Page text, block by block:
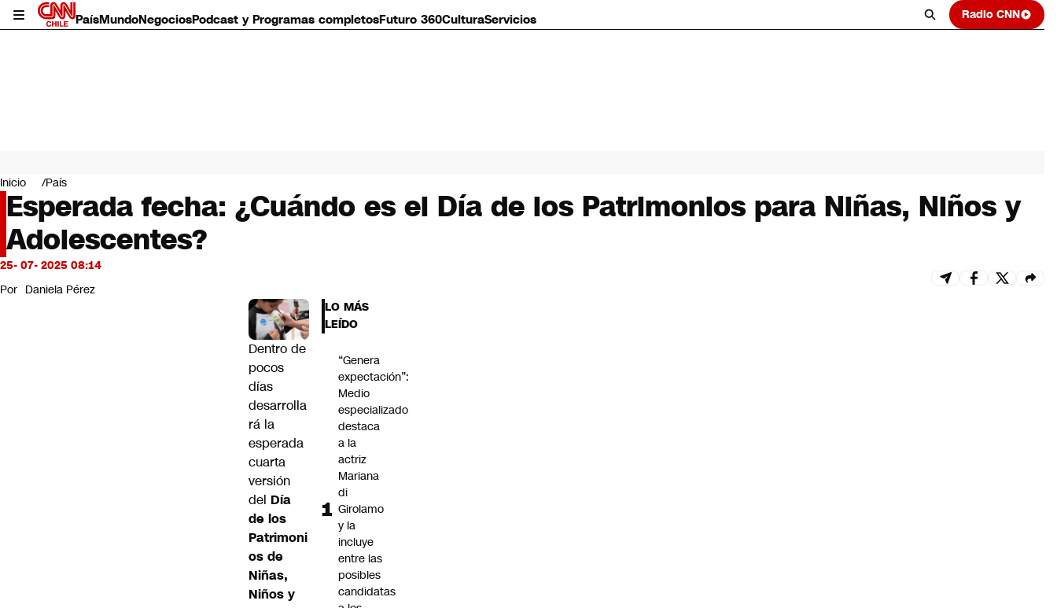
PaísMundoNegociosPodcast y Programas completosFuturo 360CulturaServicios Radio CNN
Mundo
Negocios
Deportes
Programas completos
Cultura
Servicios
Bits
CNN Data
Inicio País
Esperada fecha: ¿Cuándo es el Día de los Patrimonios para Niñas, Niños y
Adolescentes?
25- 07- 2025 08:14
Por Daniela Pérez
Dentro de
pocos
días
desarrolla
rá la
esperada
cuarta
versión
del Día
de los
Patrimoni
os de
Niñas,
Niños y
LO MÁS
LEÍDO
“Genera
expectación”:
Medio
especializado
destaca
a la
actriz
Mariana
di
Girolamo
y la
incluye
entre las
posibles
candidatas